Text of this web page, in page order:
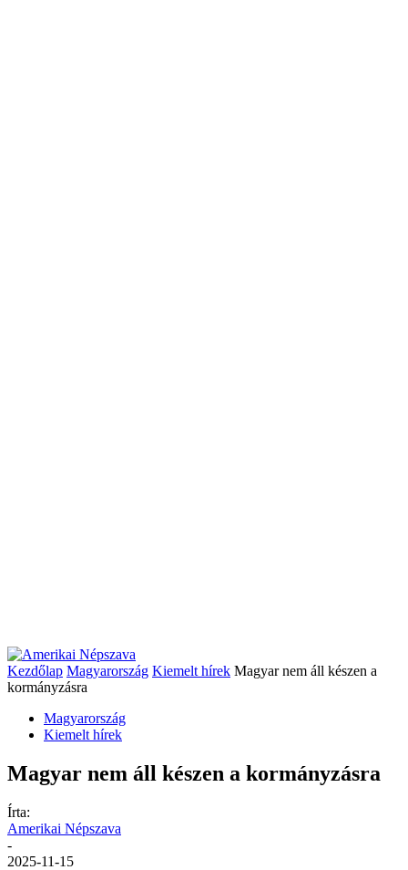
Kezdőlap Magyarország Kiemelt hírek Magyar nem áll készen a
kormányzásra
Magyarország
Kiemelt hírek
Magyar nem áll készen a kormányzásra
Írta:
Amerikai Népszava
-
2025-11-15